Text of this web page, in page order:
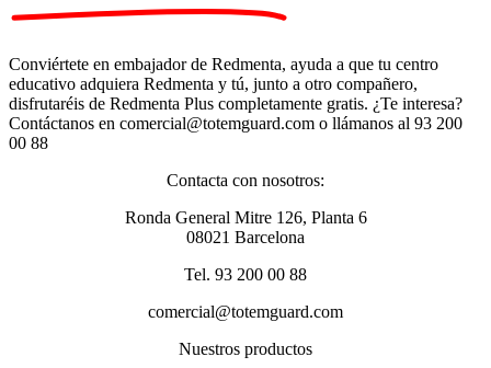
Conviértete en embajador de Redmenta, ayuda a que tu centro
educativo adquiera Redmenta y tú, junto a otro compañero,
disfrutaréis de Redmenta Plus completamente gratis. ¿Te interesa?
Contáctanos en comercial@totemguard.com o llámanos al 93 200
00 88
Contacta con nosotros:
Ronda General Mitre 126, Planta 6
08021 Barcelona
Tel. 93 200 00 88
comercial@totemguard.com
Nuestros productos